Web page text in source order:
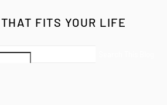
FITS YOUR LIFE